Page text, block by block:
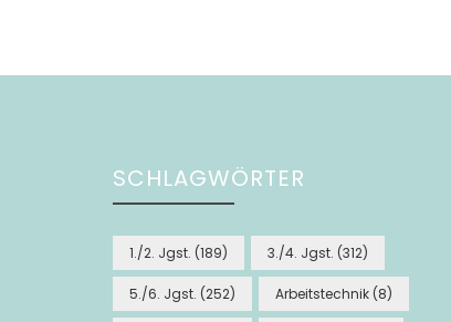
SCHLAGWÖRTER
1./2. Jgst. (189) 3./4. Jgst. (312)
5./6. Jgst. (252) Arbeitstechnik (8)